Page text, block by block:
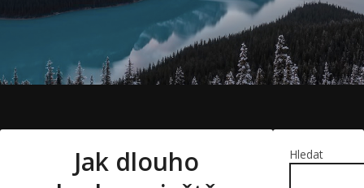
Jak dlouho
Hledat